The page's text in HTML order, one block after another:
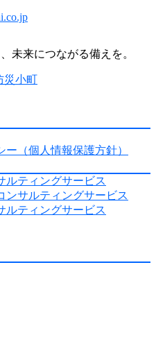
未来につながる備えを。
（個人情報保護方針）
ルティングサービス
ンサルティングサービス
ルティングサービス